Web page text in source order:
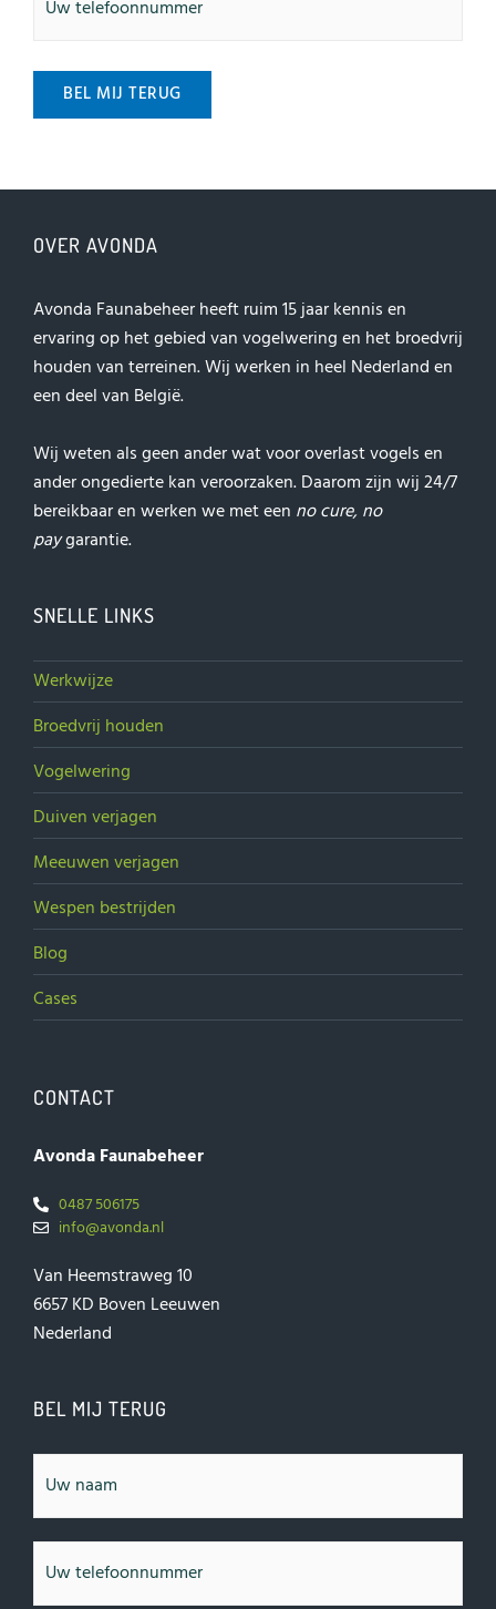
BEL MIJ TERUG
OVER AVONDA
Avonda Faunabeheer heeft ruim 15 jaar kennis en
ervaring op het gebied van vogelwering en het broedvrij
houden van terreinen. Wij werken in heel Nederland en
een deel van België.
Wij weten als geen ander wat voor overlast vogels en
ander ongedierte kan veroorzaken. Daarom zijn wij 24/7
bereikbaar en werken we met een no cure, no
paygarantie.
SNELLE LINKS
Werkwijze
Broedvrij houden
Vogelwering
Duiven verjagen
Meeuwen verjagen
Wespen bestrijden
Blog
Cases
CONTACT
Avonda Faunabeheer
0487 506175
info@avonda.nl
Van Heemstraweg 10
6657 KD Boven Leeuwen
Nederland
BEL MIJ TERUG